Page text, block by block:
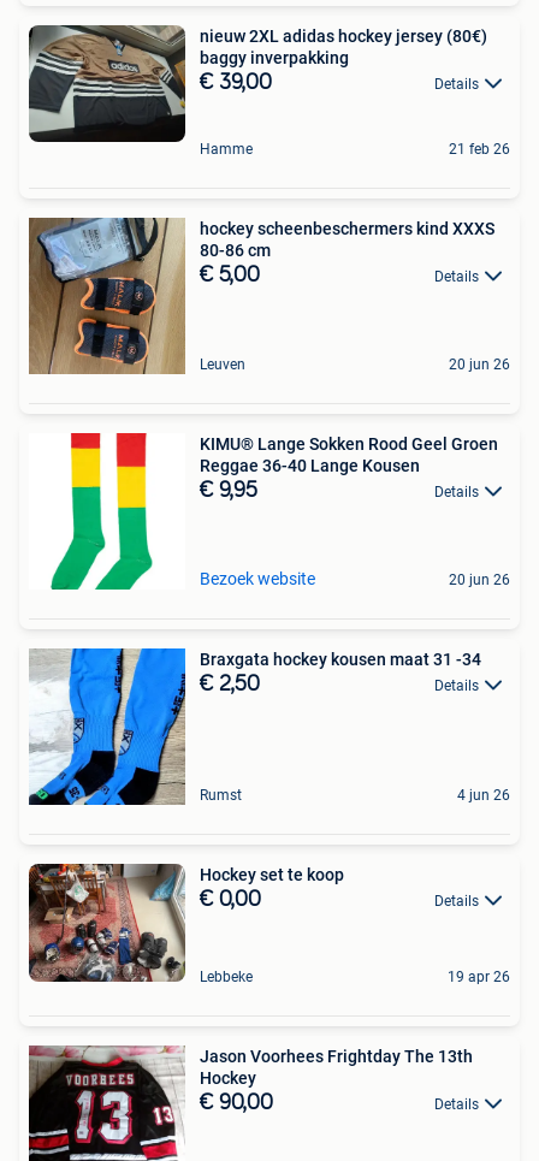
nieuw 2XL adidas hockey jersey (80€)
baggy inverpakking
€ 39,00 Details
Hamme 21 feb 26
hockey scheenbeschermers kind XXXS
80-86 cm
€ 5,00 Details
Leuven 20 jun 26
KIMU® Lange Sokken Rood Geel Groen
Reggae 36-40 Lange Kousen
€ 9,95 Details
Bezoek website 20 jun 26
Braxgata hockey kousen maat 31 -34
€ 2,50 Details
Rumst 4 jun 26
Hockey set te koop
€ 0,00 Details
Lebbeke 19 apr 26
Jason Voorhees Frightday The 13th
Hockey
€ 90,00 Details